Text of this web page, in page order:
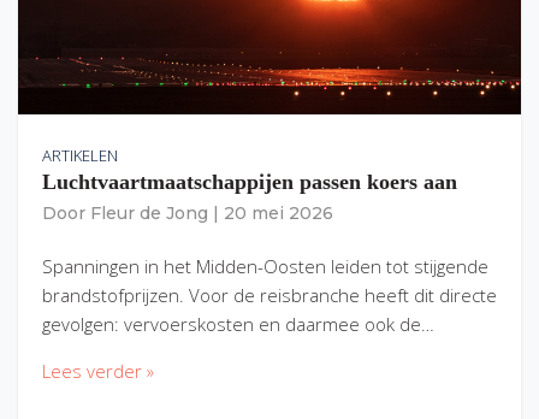
ARTIKELEN
Luchtvaartmaatschappijen passen koers aan
Door Fleur de Jong 20 mei 2026
Spanningen in het Midden-Oosten leiden tot stijgende
brandstofprijzen. Voor de reisbranche heeft dit directe
gevolgen: vervoerskosten en daarmee ook de…
Lees verder »